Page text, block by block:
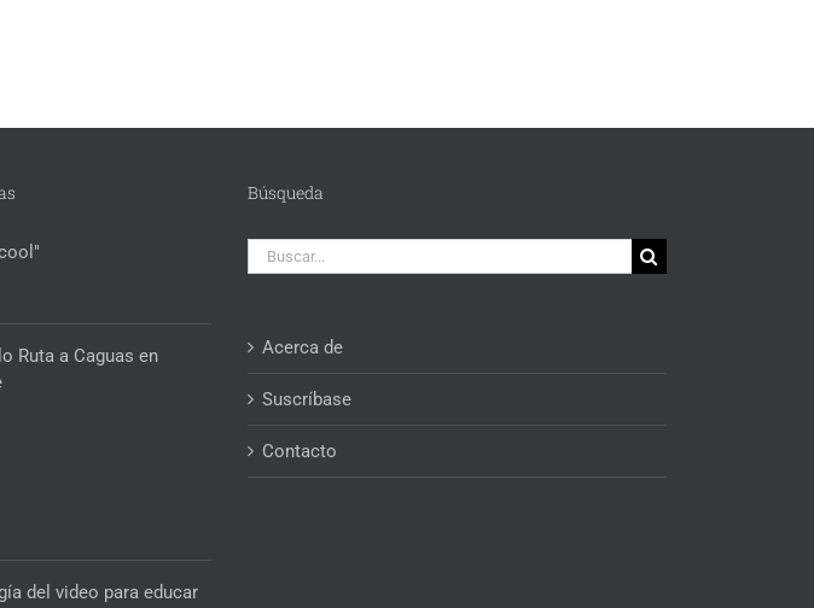
Ruta a Caguas en
del video para educar
Búsqueda
Buscar:
Acerca de
Suscríbase
Contacto